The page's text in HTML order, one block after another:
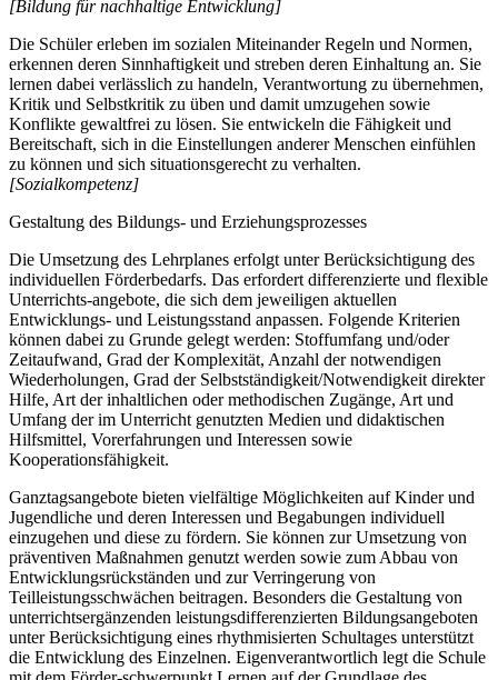
[Bildung für nachhaltige Entwicklung]
Die Schüler erleben im sozialen Miteinander Regeln und Normen,
erkennen deren Sinnhaftigkeit und streben deren Einhaltung an. Sie
lernen dabei verlässlich zu handeln, Verantwortung zu übernehmen,
Kritik und Selbstkritik zu üben und damit umzugehen sowie
Konflikte gewaltfrei zu lösen. Sie entwickeln die Fähigkeit und
Bereitschaft, sich in die Einstellungen anderer Menschen einfühlen
zu können und sich situationsgerecht zu verhalten.
[Sozialkompetenz]
Gestaltung des Bildungs- und Erziehungsprozesses
Die Umsetzung des Lehrplanes erfolgt unter Berücksichtigung des
individuellen Förderbedarfs. Das erfordert differenzierte und flexible
Unterrichts-angebote, die sich dem jeweiligen aktuellen
Entwicklungs- und Leistungsstand anpassen. Folgende Kriterien
können dabei zu Grunde gelegt werden: Stoffumfang und/oder
Zeitaufwand, Grad der Komplexität, Anzahl der notwendigen
Wiederholungen, Grad der Selbstständigkeit/Notwendigkeit direkter
Hilfe, Art der inhaltlichen oder methodischen Zugänge, Art und
Umfang der im Unterricht genutzten Medien und didaktischen
Hilfsmittel, Vorerfahrungen und Interessen sowie
Kooperationsfähigkeit.
Ganztagsangebote bieten vielfältige Möglichkeiten auf Kinder und
Jugendliche und deren Interessen und Begabungen individuell
einzugehen und diese zu fördern. Sie können zur Umsetzung von
präventiven Maßnahmen genutzt werden sowie zum Abbau von
Entwicklungsrückständen und zur Verringerung von
Teilleistungsschwächen beitragen. Besonders die Gestaltung von
unterrichtsergänzenden leistungsdifferenzierten Bildungsangeboten
unter Berücksichtigung eines rhythmisierten Schultages unterstützt
die Entwicklung des Einzelnen. Eigenverantwortlich legt die Schule